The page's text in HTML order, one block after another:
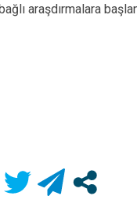
araşdırmalara